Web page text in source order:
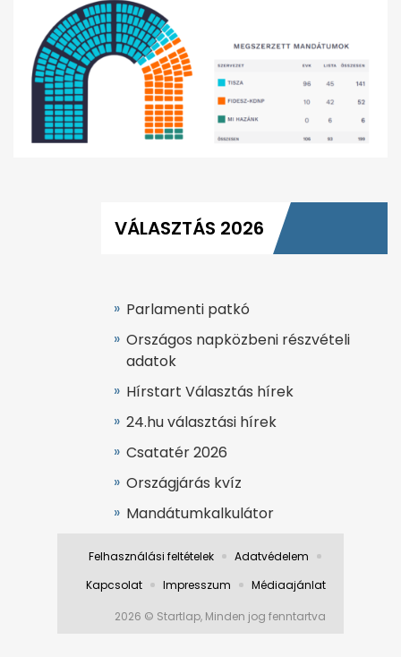
VÁLASZTÁS 2026
Parlamenti patkó
Országos napközbeni részvételi
adatok
Hírstart Választás hírek
24.hu választási hírek
Csatatér 2026
Országjárás kvíz
Mandátumkalkulátor
Felhasználási feltételek
Adatvédelem
Kapcsolat
Impresszum Médiaajánlat
2026 © Startlap, Minden jog fenntartva